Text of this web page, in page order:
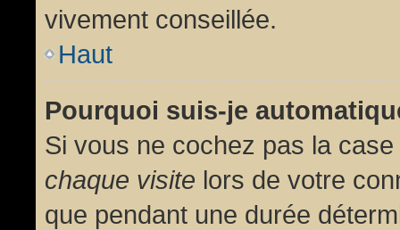
vivement conseillée.
Haut
Pourquoi suis-je
Si vous ne cochez pas la case
chaque visite lors de votre
que pendant une durée